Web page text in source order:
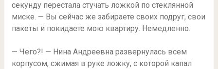
секунду перестала стучать ложкой по стеклянной
миске. — Вы сейчас же забираете своих подруг, свои
пакеты и покидаете мою квартиру. Немедленно.
— Чего?! — Нина Андреевна развернулась всем
корпусом, сжимая в руке ложку, с которой капал